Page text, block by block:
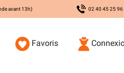
avant 13h) 02 40 45 25
Favoris